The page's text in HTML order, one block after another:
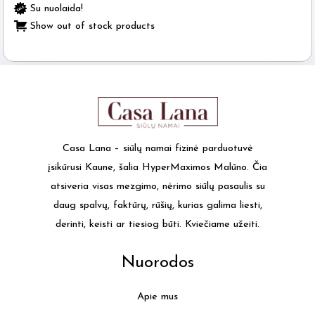
Su nuolaida!
Show out of stock products
Casa Lana – siūlų namai fizinė parduotuvė
įsikūrusi Kaune, šalia HyperMaximos Malūno. Čia
atsiveria visas mezgimo, nėrimo siūlų pasaulis su
daug spalvų, faktūrų, rūšių, kurias galima liesti,
derinti, keisti ar tiesiog būti. Kviečiame užeiti.
Nuorodos
Apie mus